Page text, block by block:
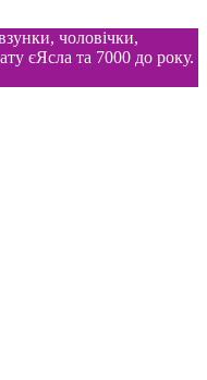
чоловічки,
єЯсла та 7000 до року.